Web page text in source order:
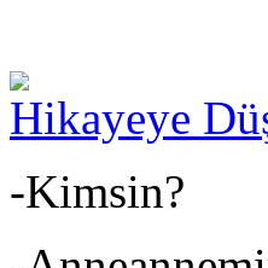
Hikayeye
-Kimsin?